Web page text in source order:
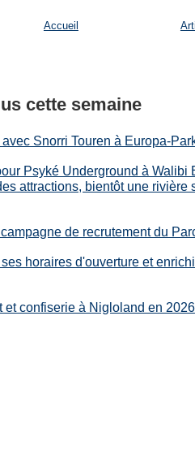
Accueil
cette semaine
Snorri Touren à Europa-
Psyké Underground à Walibi
attractions, bientôt une rivière
de recrutement du
horaires d'ouverture et
et confiserie à Nigloland en 2026